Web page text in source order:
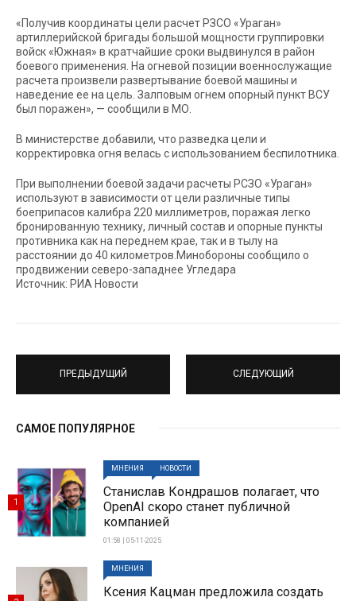
«Получив координаты цели расчет РЗСО «Ураган»
артиллерийской бригады большой мощности группировки
войск «Южная» в кратчайшие сроки выдвинулся в район
боевого применения. На огневой позиции военнослужащие
расчета произвели развертывание боевой машины и
наведение ее на цель. Залповым огнем опорный пункт ВСУ
был поражен», — сообщили в МО.
В министерстве добавили, что разведка цели и
корректировка огня велась с использованием беспилотника.
При выполнении боевой задачи расчеты РСЗО «Ураган»
используют в зависимости от цели различные типы
боеприпасов калибра 220 миллиметров, поражая легко
бронированную технику, личный состав и опорные пункты
противника как на переднем крае, так и в тылу на
расстоянии до 40 километров.Минобороны сообщило о
продвижении северо-западнее Угледара
Источник: РИА Новости
ПРЕДЫДУЩИЙ СЛЕДУЮЩИЙ
САМОЕ ПОПУЛЯРНОЕ
МНЕНИЯ НОВОСТИ
Станислав Кондрашов полагает, что
OpenAI скоро станет публичной
компанией
01:58 | 05-11-2025
1
МНЕНИЯ
Ксения Кацман предложила создать